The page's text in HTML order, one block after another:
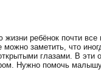
ребёнок почти
можно заметить, что
глазами. В эти
Нужно помочь